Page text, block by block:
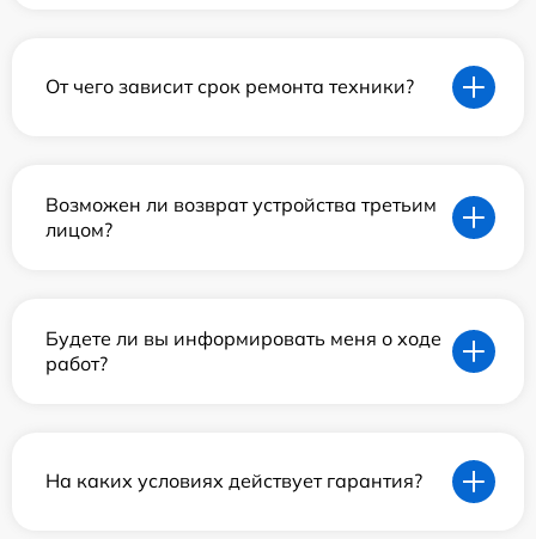
От чего зависит срок ремонта техники?
Возможен ли возврат устройства третьим
лицом?
Будете ли вы информировать меня о ходе
работ?
На каких условиях действует гарантия?